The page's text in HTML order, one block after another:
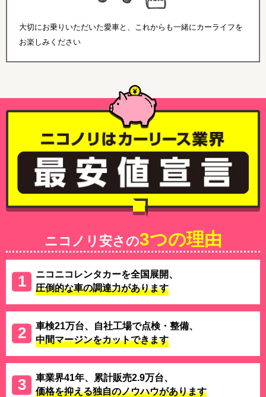
大切にお乗りいただいた愛車と、これからも一緒にカーライフを
お楽しみください
ニコノリ安さの3つの理由
ニコニコレンタカーを全国展開、
圧倒的な車の調達力があります
車検21万台、自社工場で点検・整備、
中間マージンをカットできます
車業界41年、累計販売2.9万台、
価格を抑える独自のノウハウがあります